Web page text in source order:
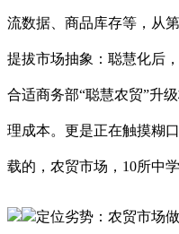
流数据、商品库存等，从
提拔市场抽象：聪慧化后
合适商务部“聪慧农贸”升
理成本。更是正在触摸糊
载的，农贸市场，10所中学
定位劣势：农贸市场